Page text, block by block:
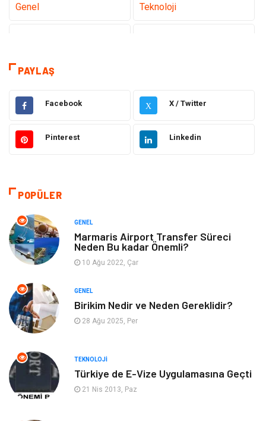
Genel Teknoloji
Eğitim
Makine Elektronik
Gıda Otomotiv
Emlak
Bilgisayar & Yazılım
Mobilya Seo Teknikleri
Webmaster Araçları
Görsel
PAYLAŞ
Facebook X X / Twitter
Pinterest Linkedin
POPÜLER
GENEL
Marmaris Airport Transfer Süreci
Neden Bu kadar Önemli?
10 Ağu 2022, Çar
GENEL
Birikim Nedir ve Neden Gereklidir?
28 Ağu 2025, Per
TEKNOLOJI
Türkiye de E-Vize Uygulamasına Geçti
21 Nis 2013, Paz